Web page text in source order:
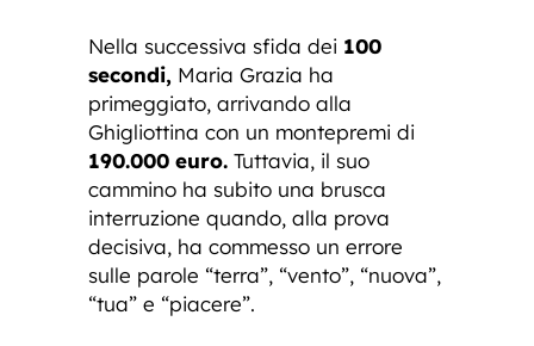
Nella successiva sfida dei 100
secondi, Maria Grazia ha
primeggiato, arrivando alla
Ghigliottina con un montepremi di
190.000 euro. Tuttavia, il suo
cammino ha subito una brusca
interruzione quando, alla prova
decisiva, ha commesso un errore
sulle parole “terra”, “vento”, “nuova”,
“tua” e “piacere”.